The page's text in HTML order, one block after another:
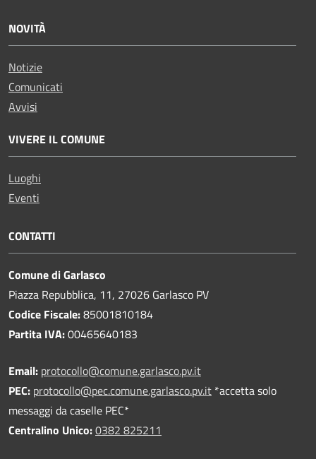
NOVITÀ
Notizie
Comunicati
Avvisi
VIVERE IL COMUNE
Luoghi
Eventi
CONTATTI
Comune di Garlasco
Piazza Repubblica, 11, 27026 Garlasco PV
Codice Fiscale:85001810184
Partita IVA:00465640183
Email: protocollo@comune.garlasco.pv.it
PEC: protocollo@pec.comune.garlasco.pv.it *accetta solo
messaggi da caselle PEC*
Centralino Unico:0382 825211